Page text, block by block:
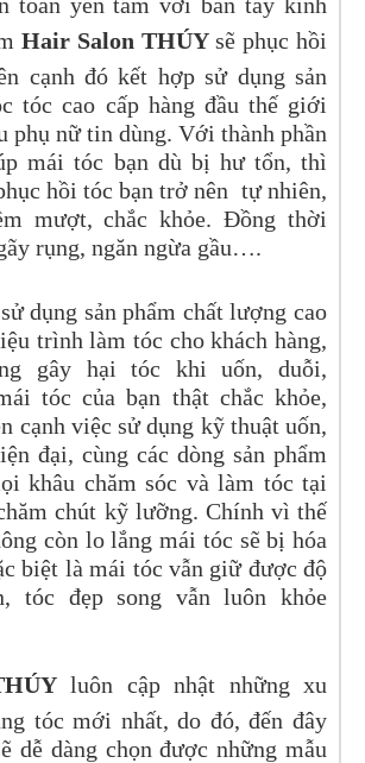
Hair Salon THÚY sẽ phục hồi
cạnh đó kết hợp sử dụng sản
tóc cao cấp hàng đầu thế giới
phụ nữ tin dùng. Với thành phần
mái tóc bạn dù bị hư tổn, thì
hồi tóc bạn trở nên tự nhiên,
mượt, chắc khỏe. Đồng thời
rụng, ngăn ngừa gầu….
dụng sản phẩm chất lượng cao
trình làm tóc cho khách hàng,
gây hại tóc khi uốn, duỗi,
tóc của bạn thật chắc khỏe,
cạnh việc sử dụng kỹ thuật uốn,
đại, cùng các dòng sản phẩm
khâu chăm sóc và làm tóc tại
chút kỹ lưỡng. Chính vì thế
còn lo lắng mái tóc sẽ bị hóa
biệt là mái tóc vẫn giữ được độ
tóc đẹp song vẫn luôn khỏe
luôn cập nhật những xu
tóc mới nhất, do đó, đến đây
dễ dàng chọn được những mẫu